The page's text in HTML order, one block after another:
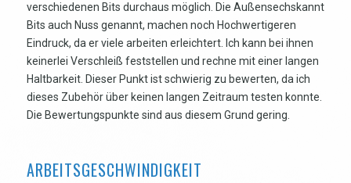
verschiedenen Bits durchaus möglich. Die Außensechskannt
Bits auch Nuss genannt, machen noch Hochwertigeren
Eindruck, da er viele arbeiten erleichtert. Ich kann bei ihnen
keinerlei Verschleiß feststellen und rechne mit einer langen
Haltbarkeit. Dieser Punkt ist schwierig zu bewerten, da ich
dieses Zubehör über keinen langen Zeitraum testen konnte.
Die Bewertungspunkte sind aus diesem Grund gering.
ARBEITSGESCHWINDIGKEIT